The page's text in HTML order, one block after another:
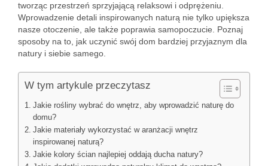
tworząc przestrzeń sprzyjającą relaksowi i odprężeniu.
Wprowadzenie detali inspirowanych naturą nie tylko upiększa
nasze otoczenie, ale także poprawia samopoczucie. Poznaj
sposoby na to, jak uczynić swój dom bardziej przyjaznym dla
natury i siebie samego.
W tym artykule przeczytasz
Jakie rośliny wybrać do wnętrz, aby wprowadzić naturę do
domu?
Jakie materiały wykorzystać w aranżacji wnętrz
inspirowanej naturą?
Jakie kolory ścian najlepiej oddają ducha natury?